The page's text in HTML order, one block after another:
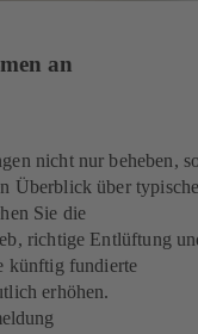
an
nicht nur beheben,
Überblick über
Sie die
richtige Entlüftung
künftig fundierte
erhöhen.